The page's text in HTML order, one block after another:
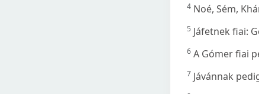
4 Noé, Sém,
5 Jáfetnek fiai:
6 A Gómer fiai
7 Jávánnak